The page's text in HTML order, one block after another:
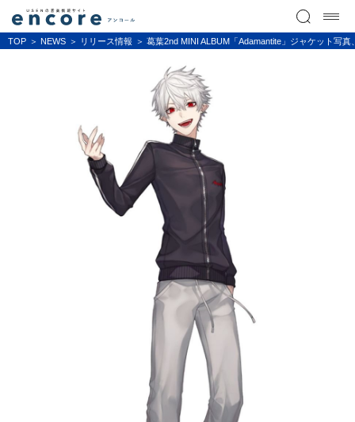
TOP NEWS リリース情報 葛葉2nd MINI ALBUM「Adamantite」ジャケット写